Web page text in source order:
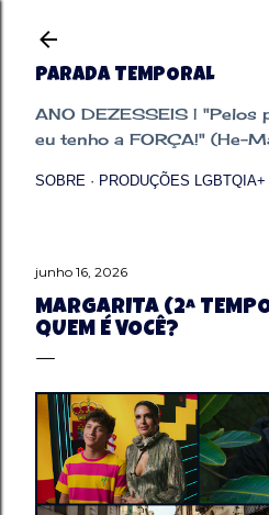
PARADA TEMPORAL
ANO DEZESSEIS | "Pelos
eu tenho a FORÇA!" (He-
SOBRE PRODUÇÕES LGBTQIA+
junho 16, 2026
MARGARITA (2ª
QUEM É VOCÊ?